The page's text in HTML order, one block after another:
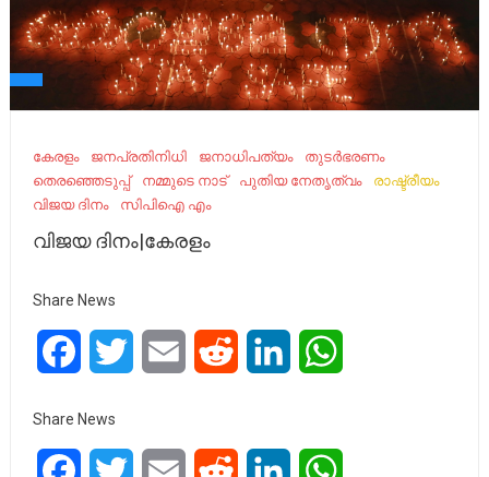
കേരളം ജനപ്രതിനിധി ജനാധിപത്യം
തുടർഭരണം
തെരഞ്ഞെടുപ്പ്
നമ്മുടെ നാട്‌ പുതിയ നേതൃത്വം
രാഷ്ട്രീയം
വിജയ ദിനം
സിപിഐ എം
വിജയ ദിനം|കേരളം
Share News
FacebookTwitter Email Reddit LinkedIn
Share News
FacebookTwitter Email Reddit LinkedIn